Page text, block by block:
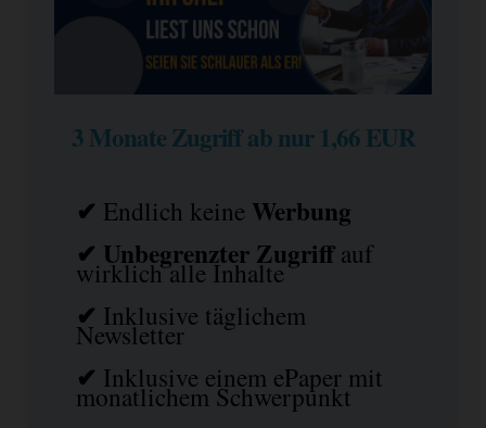
3 Monate Zugriff ab nur 1,66 EUR
✔ Endlich keine Werbung
✔ Unbegrenzter Zugriffauf
wirklich alle Inhalte
✔ Inklusive täglichem
Newsletter
✔ Inklusive einem ePaper mit
monatlichem Schwerpunkt